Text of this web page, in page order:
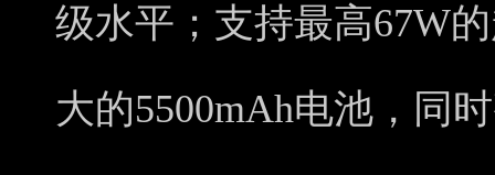
级水平；支持最高67W
大的5500mAh电池，同